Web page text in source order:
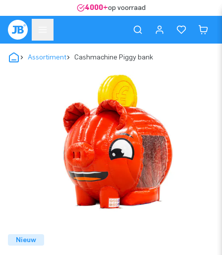
4000+op voorraad
Assortiment Cashmachine Piggy bank
Nieuw